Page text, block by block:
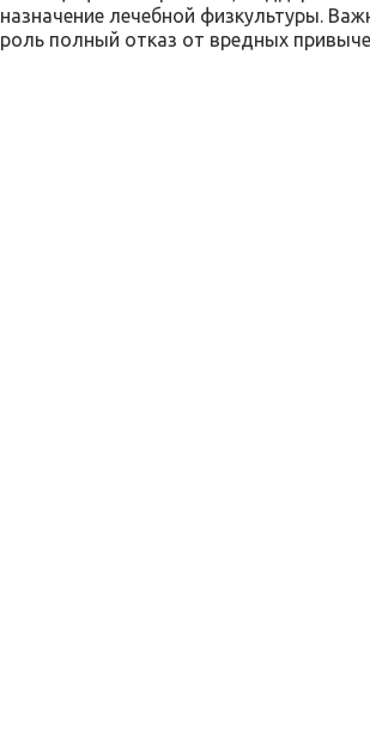
назначение лечебной физкультуры.
роль полный отказ от вредных